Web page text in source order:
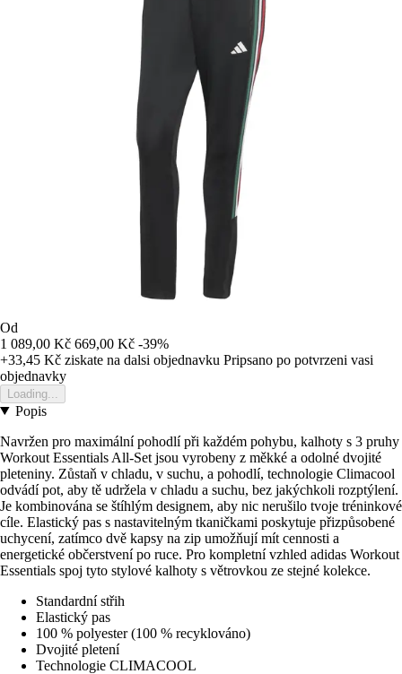
Od
1 089,00 Kč 669,00 Kč -39%
+33,45 Kč ziskate na dalsi objednavku Pripsano po potvrzeni vasi
objednavky
Loading...
Popis
Navržen pro maximální pohodlí při každém pohybu, kalhoty s 3 pruhy
Workout Essentials All-Set jsou vyrobeny z měkké a odolné dvojité
pleteniny. Zůstaň v chladu, v suchu, a pohodlí, technologie Climacool
odvádí pot, aby tě udržela v chladu a suchu, bez jakýchkoli rozptýlení.
Je kombinována se štíhlým designem, aby nic nerušilo tvoje tréninkové
cíle. Elastický pas s nastavitelným tkaničkami poskytuje přizpůsobené
uchycení, zatímco dvě kapsy na zip umožňují mít cennosti a
energetické občerstvení po ruce. Pro kompletní vzhled adidas Workout
Essentials spoj tyto stylové kalhoty s větrovkou ze stejné kolekce.
Standardní střih
Elastický pas
100 % polyester (100 % recyklováno)
Dvojité pletení
Technologie CLIMACOOL